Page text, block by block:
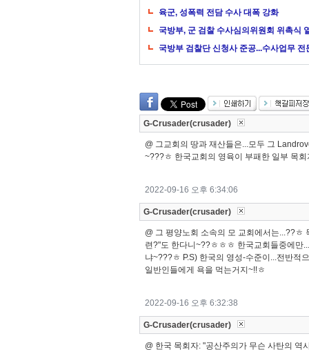
육군, 성폭력 전담 수사 대폭 강화
국방부, 군 검찰 수사심의위원회 위촉식
국방부 검찰단 신청사 준공...수사업무 전
G-Crusader(crusader)
@ 그교회의 땅과 재산들은...모두 그
~???ㅎ 한국교회의 영육이 부패한 일부 목
2022-09-16 오후 6:34:06
G-Crusader(crusader)
@ 그 평양노회 소속의 모 교회에서는...??
련?"도 한다니~??ㅎㅎㅎ 한국교회들중에만
냐~???ㅎ P.S) 한국의 영성-수준이...전반적
일반인들에게 욕을 먹는거지~!!ㅎ
2022-09-16 오후 6:32:38
G-Crusader(crusader)
@ 한국 목회자: "공산주의가 무슨 사탄의 역